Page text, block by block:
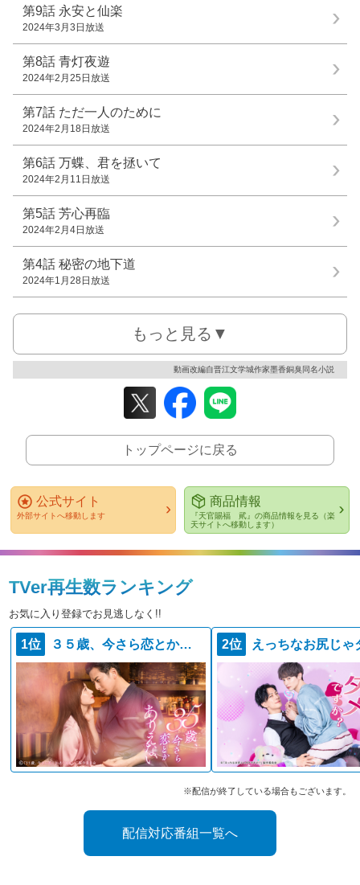
第9話 永安と仙楽
2024年3月3日放送
第8話 青灯夜遊
2024年2月25日放送
第7話 ただ一人のために
2024年2月18日放送
第6話 万蝶、君を拯いて
2024年2月11日放送
第5話 芳心再臨
2024年2月4日放送
第4話 秘密の地下道
2024年1月28日放送
もっと見る▼
動画改編自晋江文学城作家墨香銅臭同名小説
トップページに戻る
公式サイト
外部サイトへ移動します
商品情報
『天官賜福 貮』の商品情報を見る（楽
天サイトへ移動します）
TVer再生数ランキング
お気に入り登録でお見逃しなく!!
1位 ３５歳、今さら恋とかありえない 2位
※配信が終了している場合もございます。
配信対応番組一覧へ